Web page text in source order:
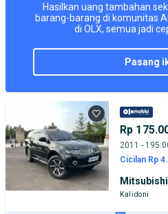
Hasilkan uang tambahan
barang-barang di komunitas
di OLX, semua jadi
pasang
Rp
2011 -
Cicilan Rp
Kalidoni